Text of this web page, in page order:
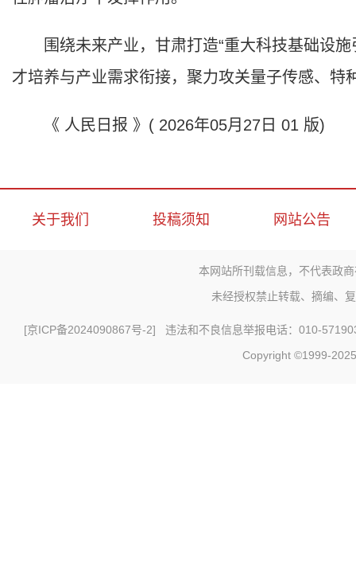
围绕未来产业，甘肃打造“重大科技基础设施
才培养与产业需求衔接，聚力攻关量子传感、特
《 人民日报 》( 2026年05月27日 01 版)
关于我们 投稿须知 网站公告
本网站所刊载信息，不代表政
未经授权禁止转载、摘编、
[京ICP备2024090867号-2] 违法和不良信息举报电话：010-
Copyright ©1999-